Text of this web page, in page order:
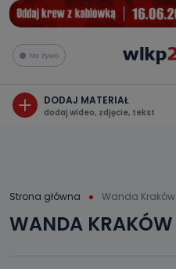
Na żywo
DODAJ MATERIAŁ
dodaj wideo, zdjęcie, tekst
Strona główna Wanda Kraków
WANDA KRAKÓW